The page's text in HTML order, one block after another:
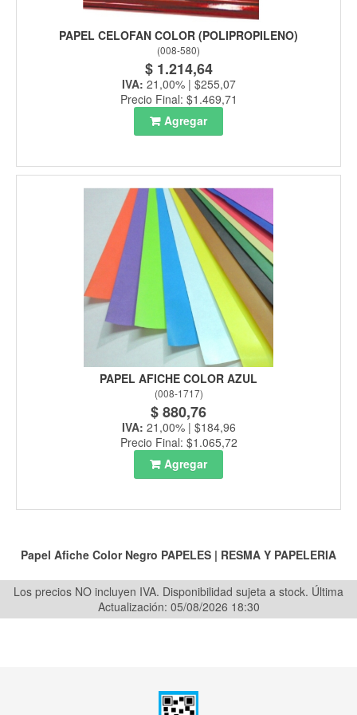
PAPEL CELOFAN COLOR (POLIPROPILENO)
(008-580)
$ 1.214,64
IVA: 21,00% | $255,07
Precio Final: $1.469,71
Agregar
PAPEL AFICHE COLOR AZUL
(008-1717)
$ 880,76
IVA: 21,00% | $184,96
Precio Final: $1.065,72
Agregar
Papel Afiche Color Negro PAPELES | RESMA Y PAPELERIA
Los precios NO incluyen IVA. Disponibilidad sujeta a stock. Última
Actualización: 05/08/2026 18:30